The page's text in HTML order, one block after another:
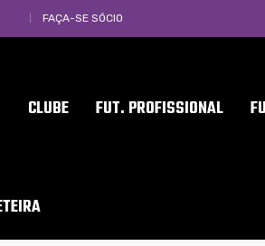
FAÇA-SE SÓCIO
CLUBE FUT. PROFISSIONAL